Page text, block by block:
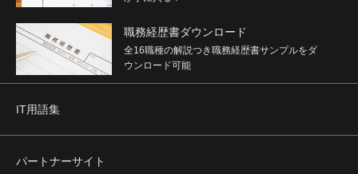
職務経歴書ダウンロード
全16職種の解説つき職務経歴書サンプルをダ
ウンロード可能
IT用語集
パートナーサイト